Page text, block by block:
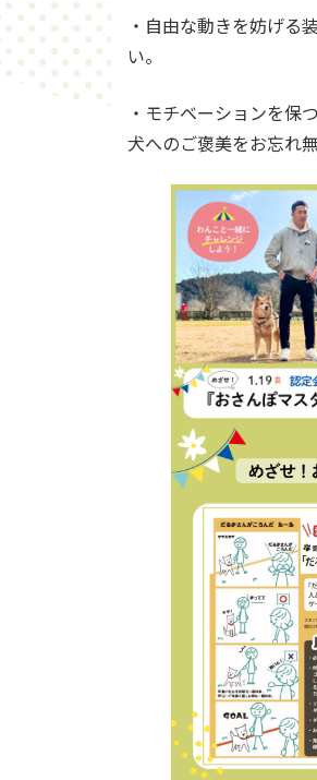
・自由な動きを妨げる
い。
・モチベーションを保
犬へのご褒美をお忘れ